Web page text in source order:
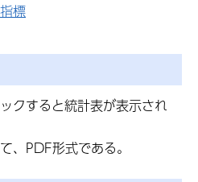
標
クすると統計表が表示され
、PDF形式である。